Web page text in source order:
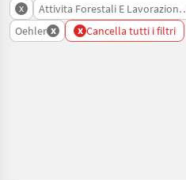
x Attivita Forestali E
Oehler x x Cancella tutti i filtri